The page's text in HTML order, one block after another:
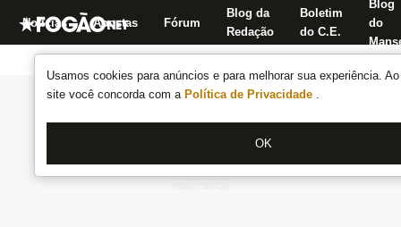
Usamos cookies para anúncios e para melhorar sua experiência.
site você concorda com a Política de Privacidade .
OK
Notícias Apostas Fórum
Blog da
Redação
Boletim
do C.E.
Blog
do